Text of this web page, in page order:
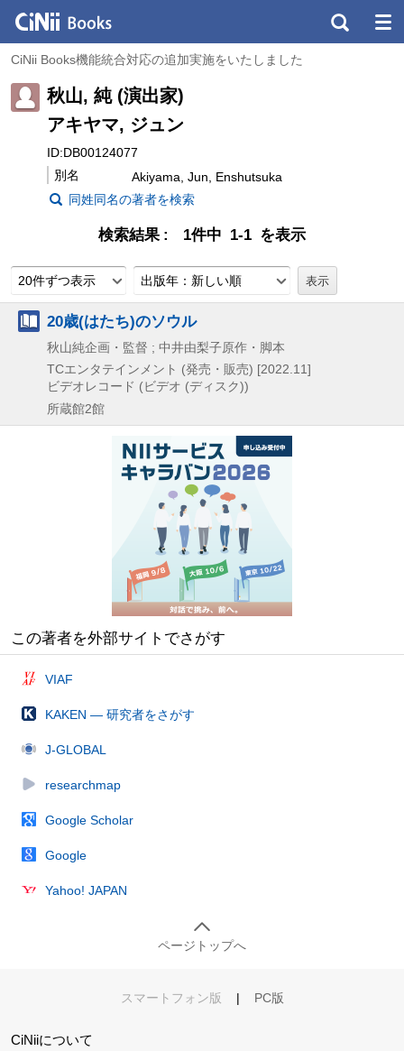
CiNii Books機能統合対応の追加実施をいたしました
秋山, 純 (演出家)
アキヤマ, ジュン
ID:DB00124077
別名
Akiyama, Jun, Enshutsuka
同姓同名の著者を検索
検索結果 1件中 1-1 を表示
20件ずつ表示 出版年：新しい順
20歳(はたち)のソウル
秋山純企画・監督 ; 中井由梨子原作・脚本
TCエンタテインメント (発売・販売) [2022.11]
ビデオレコード (ビデオ (ディスク))
所蔵館2館
この著者を外部サイトでさがす
VIAF
KAKEN — 研究者をさがす
J-GLOBAL
researchmap
Google Scholar
Google
Yahoo! JAPAN
ページトップへ
スマートフォン版 | PC版
CiNiiについて